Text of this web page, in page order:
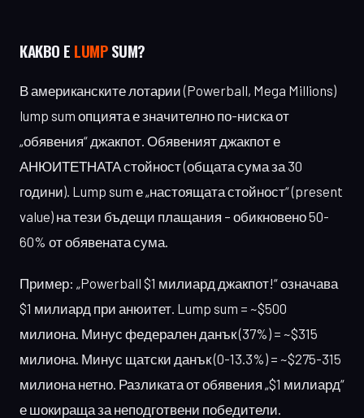
КАКВО Е LUMPSUM?
В американските лотарии (Powerball, Mega Millions)
lump sum опцията е значително по-ниска от
„обявения“ джакпот. Обявеният джакпот е
АНЮИТЕТНАТА стойност (общата сума за 30
години). Lump sum е „настоящата стойност“ (present
value) на тези бъдещи плащания – обикновено 50-
60% от обявената сума.
Пример: „Powerball $1 милиард джакпот!“ означава
$1 милиард при анюитет. Lump sum = ~$500
милиона. Минус федерален данък (37%) = ~$315
милиона. Минус щатски данък (0-13.3%) = ~$275-315
милиона нетно. Разликата от обявения „$1 милиард“
е шокираща за неподготвени победители.